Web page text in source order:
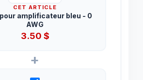
CET ARTICLE
amplificateur bleu - 0
AWG
3.50 $
+